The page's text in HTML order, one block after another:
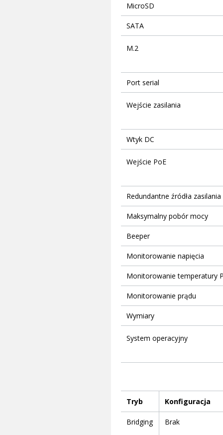
MicroSD
SATA
M.2
Port serial
Wejście zasilania
Wtyk DC
Wejście PoE
Redundantne źródła zasilania
Maksymalny pobór mocy
Beeper
Monitorowanie napięcia
Monitorowanie temperatury
Monitorowanie prądu
Wymiary
System operacyjny
Tryb Konfiguracja
Bridging Brak